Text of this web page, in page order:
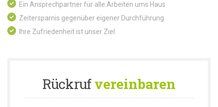
Ein Ansprechpartner für alle Arbeiten ums Haus
Zeitersparnis gegenüber eigener Durchführung
Ihre Zufriedenheit ist unser Ziel
Rückrufvereinbaren